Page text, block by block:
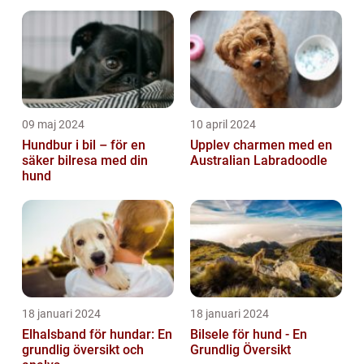
09 maj 2024
Hundbur i bil – för en
säker bilresa med din
hund
10 april 2024
Upplev charmen med en
Australian Labradoodle
18 januari 2024
Elhalsband för hundar: En
grundlig översikt och
18 januari 2024
Bilsele för hund - En
Grundlig Översikt